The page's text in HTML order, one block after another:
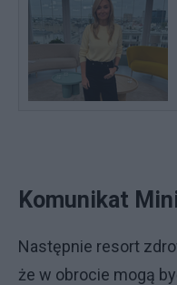
Komunikat
Następnie resort
że w obrocie mogą